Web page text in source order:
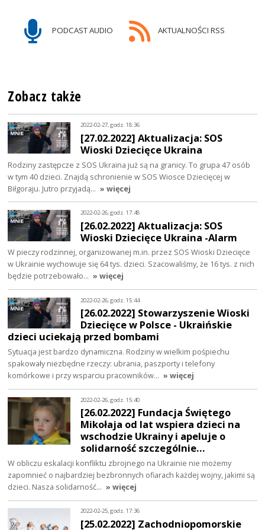
PODCAST AUDIO AKTUALNOŚCI RSS
Zobacz także
2022-02-27, godz. 18:36
[27.02.2022] Aktualizacja: SOS
Wioski Dziecięce Ukraina
Rodziny zastępcze z SOS Ukraina już są na granicy. To grupa 47 osób
w tym 40 dzieci. Znajdą schronienie w SOS Wiosce Dziecięcej w
Biłgoraju. Jutro przyjadą… » więcej
2022-02-26, godz. 17:48
[26.02.2022] Aktualizacja: SOS
Wioski Dziecięce Ukraina -Alarm
W pieczy rodzinnej, organizowanej m.in. przez SOS Wioski Dziecięce
w Ukrainie wychowuje się 64 tys. dzieci. Szacowaliśmy, że 16 tys. z nich
będzie potrzebowało… » więcej
2022-02-26, godz. 15:44
[26.02.2022] Stowarzyszenie Wioski
Dziecięce w Polsce - Ukraińskie
dzieci uciekają przed bombami
Sytuacja jest bardzo dynamiczna. Rodziny w wielkim pośpiechu
spakowały niezbędne rzeczy: ubrania, paszporty i telefony
komórkowe i przy wsparciu pracowników… » więcej
2022-02-26, godz. 15:40
[26.02.2022] Fundacja Świętego
Mikołaja od lat wspiera dzieci na
wschodzie Ukrainy i apeluje o
solidarność szczególnie…
W obliczu eskalacji konfliktu zbrojnego na Ukrainie nie możemy
zapomnieć o najbardziej bezbronnych ofiarach każdej wojny, jakimi są
dzieci. Nasza solidarność… » więcej
2022-02-25, godz. 17:36
[25.02.2022] Zachodniopomorskie